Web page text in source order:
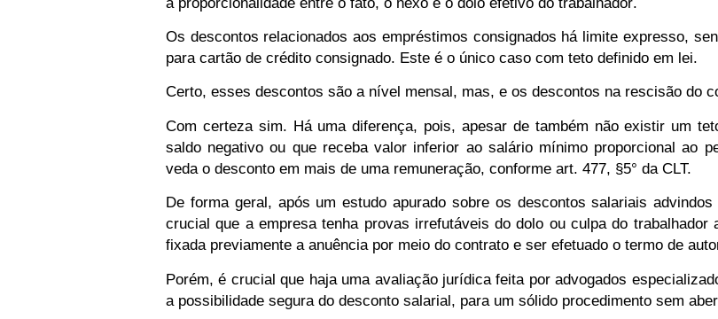
Os descontos relacionados aos empréstimos consignados há limite expresso,
para cartão de crédito consignado. Este é o único caso com teto definido em lei.
Certo, esses descontos são a nível mensal, mas, e os descontos na rescisão do
Com certeza sim. Há uma diferença, pois, apesar de também não existir um
saldo negativo ou que receba valor inferior ao salário mínimo proporcional ao
veda o desconto em mais de uma remuneração, conforme art. 477, §5° da CLT.
De forma geral, após um estudo apurado sobre os descontos salariais
crucial que a empresa tenha provas irrefutáveis do dolo ou culpa do
fixada previamente a anuência por meio do contrato e ser efetuado o termo de
Porém, é crucial que haja uma avaliação jurídica feita por advogados
a possibilidade segura do desconto salarial, para um sólido procedimento sem